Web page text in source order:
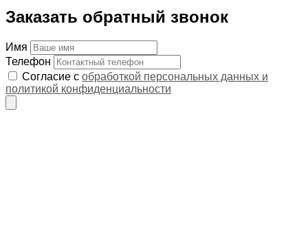
Заказать обратный звонок
Имя
Телефон
Согласие с обработкой персональных данных и
политикой конфиденциальности